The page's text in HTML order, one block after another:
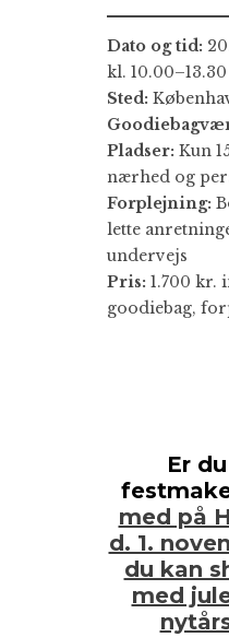
Dato og tid:
kl. 10.00–13.30
Sted:
Pladser: Kun
nærhed og
Forplejning:
lette
undervejs
Pris: 1.700 kr.
goodiebag,
Er
med på
d. 1.
du kan
med